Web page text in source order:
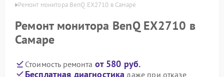
Ремонт монитора BenQ EX2710 в Самаре
Ремонт монитора BenQ EX2710 в
Самаре
Стоимость ремонта от 580 руб.
Бесплатная диагностика даже при отказе